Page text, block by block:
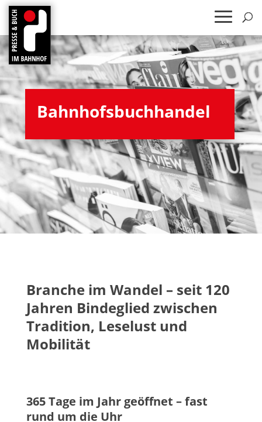
Bahn­hofs­buch­han­del
Bran­che im Wan­del – seit 120
Jah­ren Bin­de­glied zwi­schen
Tra­di­tion, Lese­lust und
Mobilität
365 Tage im Jahr geöff­net – fast
rund um die Uhr